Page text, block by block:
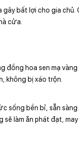
bất lợi cho gia chủ.
cửa.
đồng hoa sen mạ
không bị xáo trộn.
sống bền bỉ, sẵn
làm ăn phát đạt,